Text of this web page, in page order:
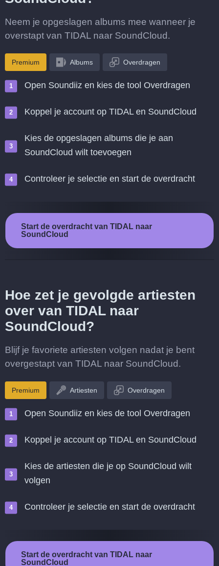
Neem je opgeslagen albums mee wanneer je
overstapt van TIDAL naar SoundCloud.
Premium Albums Overdragen
Open Soundiiz en kies de tool Overdragen
Koppel je account op TIDAL en SoundCloud
Kies de opgeslagen albums die je aan
SoundCloud wilt toevoegen
Controleer je selectie en start de overdracht
Start de overdracht van TIDAL naar
SoundCloud
Hoe zet je gevolgde artiesten
over van TIDAL naar
SoundCloud?
Blijf je favoriete artiesten volgen nadat je bent
overgestapt van TIDAL naar SoundCloud.
Premium Artiesten Overdragen
Open Soundiiz en kies de tool Overdragen
Koppel je account op TIDAL en SoundCloud
Kies de artiesten die je op SoundCloud wilt
volgen
Controleer je selectie en start de overdracht
Start de overdracht van TIDAL naar
SoundCloud